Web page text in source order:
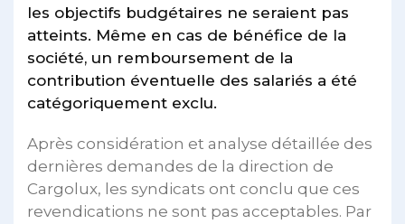
les objectifs budgétaires ne seraient pas
atteints. Même en cas de bénéfice de la
société, un remboursement de la
contribution éventuelle des salariés a été
catégoriquement exclu.
Après considération et analyse détaillée des
dernières demandes de la direction de
Cargolux, les syndicats ont conclu que ces
revendications ne sont pas acceptables. Par